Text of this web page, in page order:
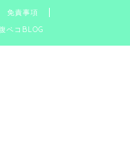
免責事項
ペコBLOG